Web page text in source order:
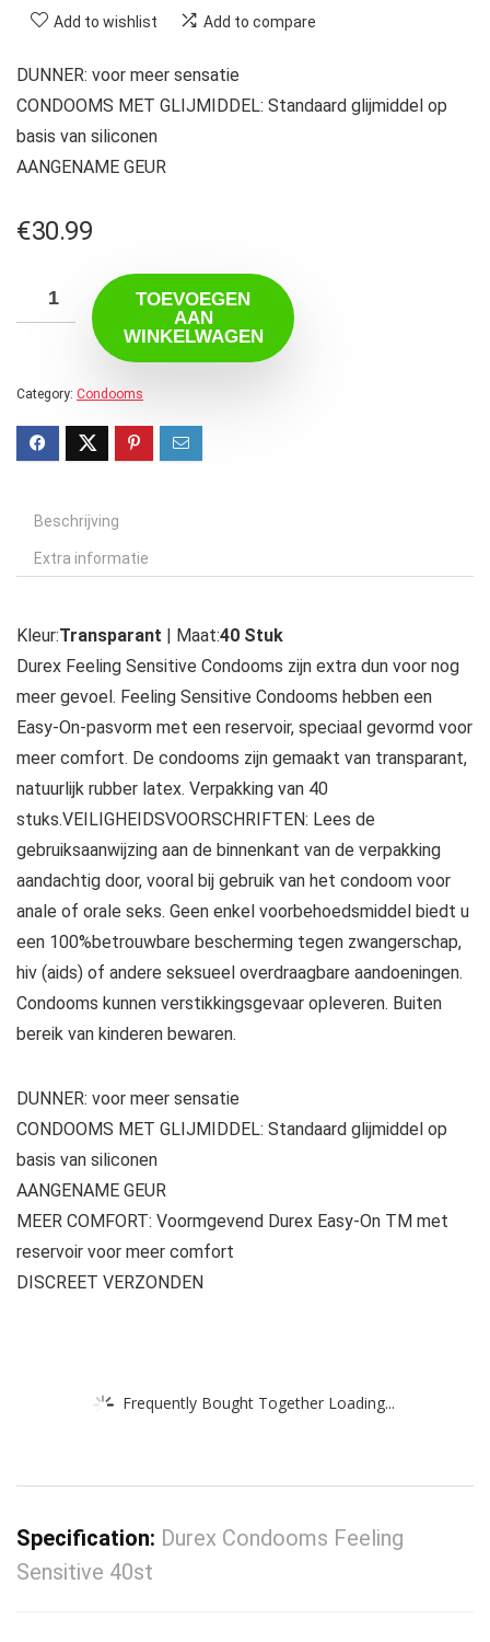
Add to wishlist Add to compare
DUNNER: voor meer sensatie
CONDOOMS MET GLIJMIDDEL: Standaard glijmiddel op
basis van siliconen
AANGENAME GEUR
€30.99
TOEVOEGEN
AAN
WINKELWAGEN
Category: Condooms
Beschrijving
Extra informatie
Kleur:Transparant | Maat:40 Stuk
Durex Feeling Sensitive Condooms zijn extra dun voor nog
meer gevoel. Feeling Sensitive Condooms hebben een
Easy-On-pasvorm met een reservoir, speciaal gevormd voor
meer comfort. De condooms zijn gemaakt van transparant,
natuurlijk rubber latex. Verpakking van 40
stuks.VEILIGHEIDSVOORSCHRIFTEN: Lees de
gebruiksaanwijzing aan de binnenkant van de verpakking
aandachtig door, vooral bij gebruik van het condoom voor
anale of orale seks. Geen enkel voorbehoedsmiddel biedt u
een 100%betrouwbare bescherming tegen zwangerschap,
hiv (aids) of andere seksueel overdraagbare aandoeningen.
Condooms kunnen verstikkingsgevaar opleveren. Buiten
bereik van kinderen bewaren.
DUNNER: voor meer sensatie
CONDOOMS MET GLIJMIDDEL: Standaard glijmiddel op
basis van siliconen
AANGENAME GEUR
MEER COMFORT: Voormgevend Durex Easy-On TM met
reservoir voor meer comfort
DISCREET VERZONDEN
Frequently Bought Together Loading...
Specification: Durex Condooms Feeling
Sensitive 40st